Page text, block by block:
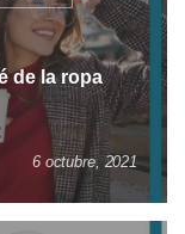
de la ropa
6 octubre, 2021